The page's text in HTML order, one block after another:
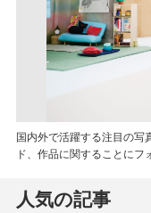
国内外で活躍する注目の写
ド、作品に関することにフ
人気の記事